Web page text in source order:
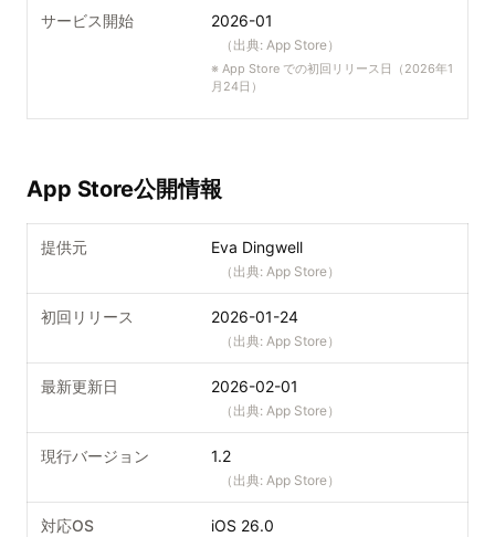
サービス開始 2026-01
（出典: App Store）
※ App Store での初回リリース日（2026年1
月24日）
App Store公開情報
提供元 Eva Dingwell
（出典: App Store）
初回リリース 2026-01-24
（出典: App Store）
最新更新日 2026-02-01
（出典: App Store）
現行バージョン 1.2
（出典: App Store）
対応OS iOS 26.0